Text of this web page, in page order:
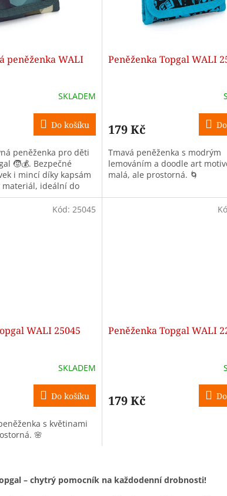
peněženka WALI
SKLADEM
Do košíku
peněženka pro děti
🧒💰. Bezpečné
i mincí díky kapsám
materiál, ideální do
🎒
Peněženka Topgal WALI
179 Kč
Tmavá peněženka s modrým
lemováním a doodle art
malá, ale prostorná. 🌀
WALI 25045
SKLADEM
Do košíku
s květinami
🌸
Kód: 25045
Peněženka Topgal WALI
179 Kč
l
– chytrý pomocník na každodenní drobnosti!